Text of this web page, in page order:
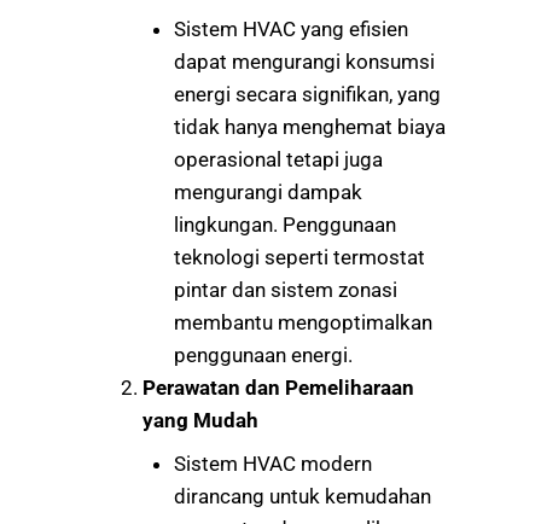
Sistem HVAC yang efisien
dapat mengurangi konsumsi
energi secara signifikan, yang
tidak hanya menghemat biaya
operasional tetapi juga
mengurangi dampak
lingkungan. Penggunaan
teknologi seperti termostat
pintar dan sistem zonasi
membantu mengoptimalkan
penggunaan energi.
Perawatan dan Pemeliharaan
yang Mudah
Sistem HVAC modern
dirancang untuk kemudahan